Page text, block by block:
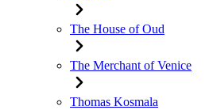
The House of Oud
The Merchant of Venice
Thomas Kosmala